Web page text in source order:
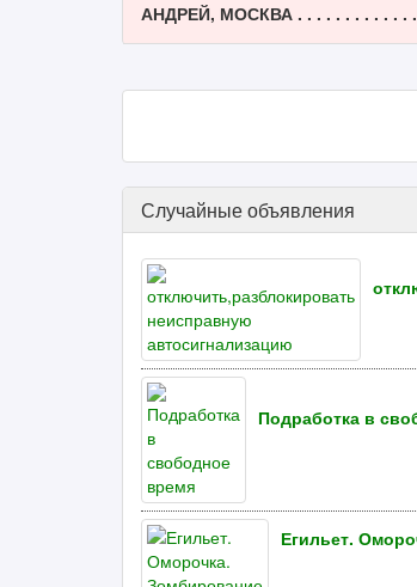
АНДРЕЙ, МОСКВА . . . . . . . . . . . . .
Случайные объявления
Подработка в
Егильет.